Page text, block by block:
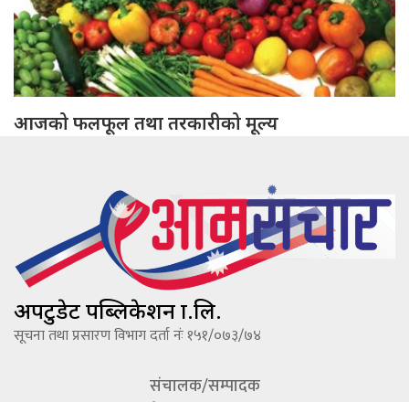
आजको फलफूल तथा तरकारीको मूल्य
अपटुडेट पब्लिकेशन प्रा.लि.
सूचना तथा प्रसारण विभाग दर्ता नंः १५१/०७३/७४
संचालक/सम्पादक